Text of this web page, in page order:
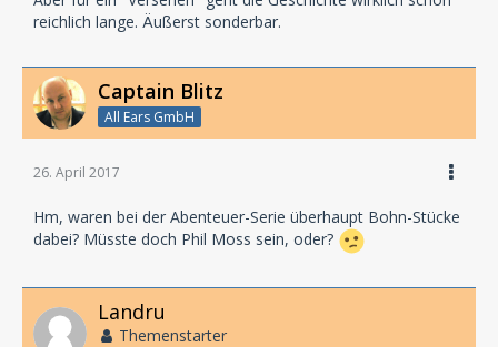
reichlich lange. Äußerst sonderbar.
Captain Blitz
All Ears GmbH
26. April 2017
Hm, waren bei der Abenteuer-Serie überhaupt Bohn-Stücke
dabei? Müsste doch Phil Moss sein, oder?
Landru
Themenstarter